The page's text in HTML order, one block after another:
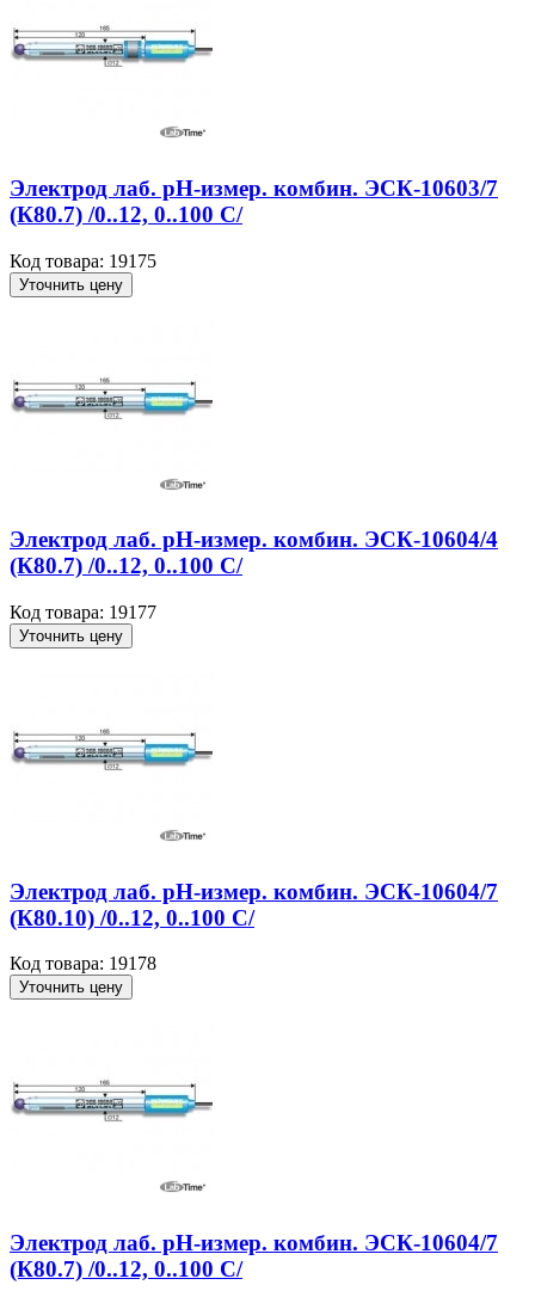
Электрод лаб. рН-измер. комбин. ЭСК-10603/7
(К80.7) /0..12, 0..100 С/
Код товара: 19175
Уточнить цену
Электрод лаб. рН-измер. комбин. ЭСК-10604/4
(К80.7) /0..12, 0..100 С/
Код товара: 19177
Уточнить цену
Электрод лаб. рН-измер. комбин. ЭСК-10604/7
(К80.10) /0..12, 0..100 С/
Код товара: 19178
Уточнить цену
Электрод лаб. рН-измер. комбин. ЭСК-10604/7
(К80.7) /0..12, 0..100 С/